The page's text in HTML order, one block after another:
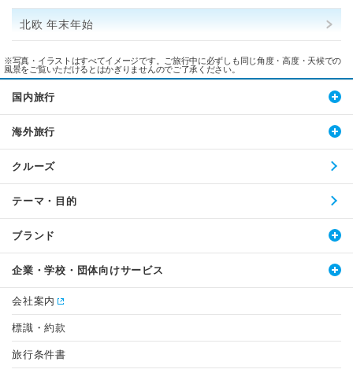
北欧 年末年始
※写真・イラストはすべてイメージです。ご旅行中に必ずしも同じ角度・高度・天候での
風景をご覧いただけるとはかぎりませんのでご了承ください。
国内旅行
海外旅行
クルーズ
テーマ・目的
ブランド
企業・学校・団体向けサービス
会社案内
標識・約款
旅行条件書